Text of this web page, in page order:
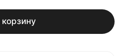
корзину